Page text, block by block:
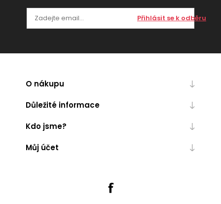
Přihlásit se k odběru
O nákupu
Důležité informace
Kdo jsme?
Můj účet